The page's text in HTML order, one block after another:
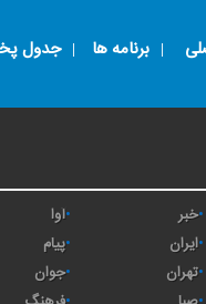
برنامه ها جدول
خبر
آوا
ايران
پیام
تهران
جوان